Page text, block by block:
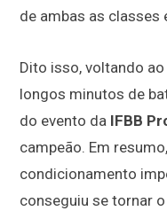
de ambas as classes
Dito isso, voltando
longos minutos de
do evento da IFBB
campeão. Em
condicionamento
conseguiu se tornar